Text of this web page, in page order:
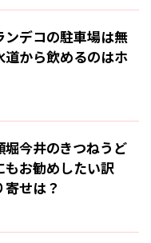
ンデコの駐車場は無
から飲めるのはホ
今井のきつねうど
お勧めしたい訳
せは？